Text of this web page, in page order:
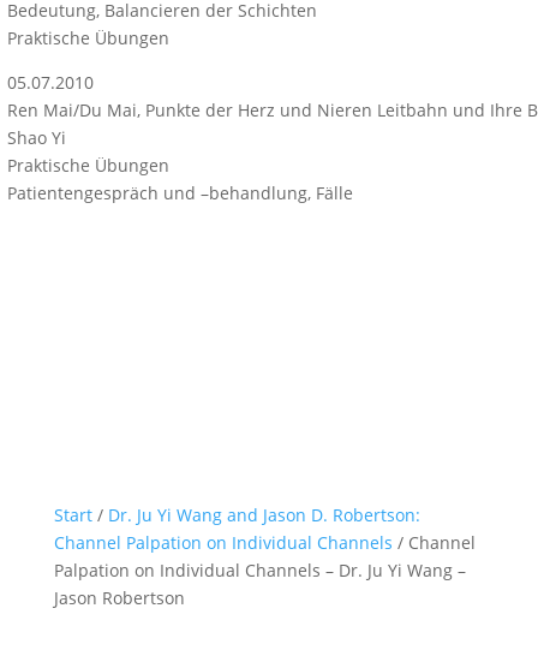
Bedeutung, Balancieren der Schichten
Praktische Übungen
05.07.2010
Ren Mai/Du Mai, Punkte der Herz und Nieren Leitbahn und Ihre
Shao Yi
Praktische Übungen
Patientengespräch und –behandlung, Fälle
Start/ Dr. Ju Yi Wang and Jason D. Robertson:
Channel Palpation on Individual Channels / Channel
Palpation on Individual Channels – Dr. Ju Yi Wang –
Jason Robertson